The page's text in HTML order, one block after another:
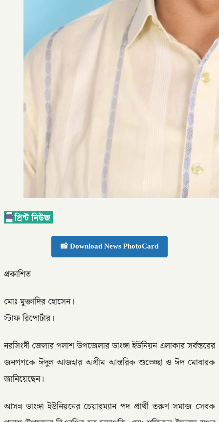
📸 Download News PhotoCard
প্রকাশিত
মোঃ মুক্তাদির হোসেন।
স্টাফ রিপোর্টার।
নরসিংদী জেলার পলাশ উপজেলার ডাংঙ্গা ইউনিয়ন এলাকার সর্বস্তরের
জনগণকে ঈদুল আজহার অগ্ৰীম আন্তরিক শুভেচ্ছা ও ঈদ মোবারক
জানিয়েছেন।
আসন্ন ডাংঙ্গা ইউনিয়নের চেয়ারম্যান পদ প্রার্থী তরুণ সমাজ সেবক